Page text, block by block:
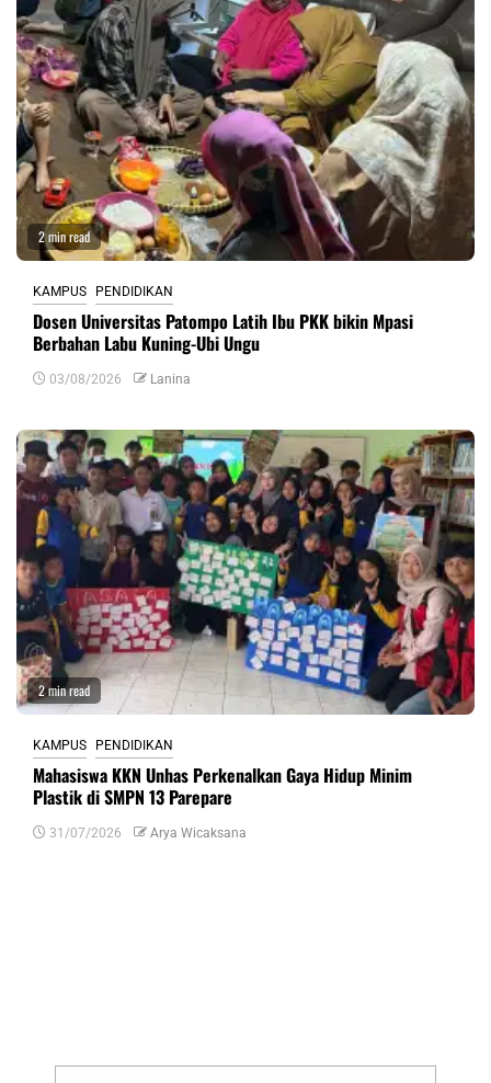
2 min read
KAMPUS PENDIDIKAN
Dosen Universitas Patompo Latih Ibu PKK bikin Mpasi
Berbahan Labu Kuning-Ubi Ungu
03/08/2026 Lanina
2 min read
KAMPUS PENDIDIKAN
Mahasiswa KKN Unhas Perkenalkan Gaya Hidup Minim
Plastik di SMPN 13 Parepare
31/07/2026 Arya Wicaksana